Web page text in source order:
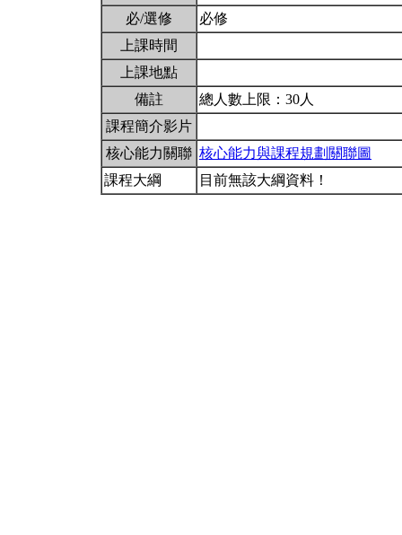
必/選修
必修
上課時間
上課地點
備註
總人數上限：30人
課程簡介影片
核心能力關聯 核心能力與課程規劃關聯圖
課程大綱
目前無該大綱資料！